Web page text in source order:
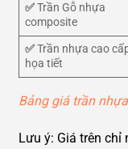
✅Trần Gỗ nhựa
composite
✅Trần nhựa cao
họa tiết
Bảng giá trần
Lưu ý: Giá trên